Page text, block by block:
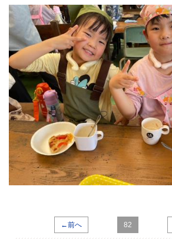
←前へ 82